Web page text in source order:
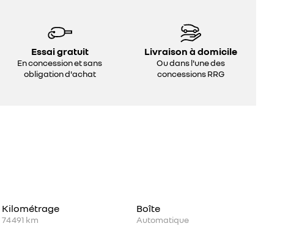
Essai gratuit
En concession et sans
obligation d'achat
Livraison à domicile
Ou dans l'une des
concessions RRG
Kilométrage
74 491 km
Boîte
Automatique